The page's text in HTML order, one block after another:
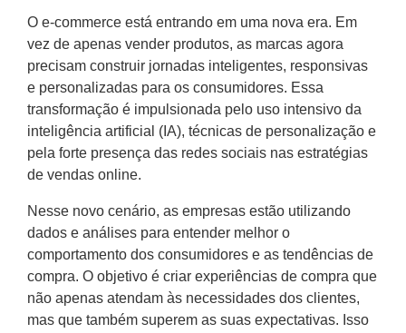
O e-commerce está entrando em uma nova era. Em
vez de apenas vender produtos, as marcas agora
precisam construir jornadas inteligentes, responsivas
e personalizadas para os consumidores. Essa
transformação é impulsionada pelo uso intensivo da
inteligência artificial (IA), técnicas de personalização e
pela forte presença das redes sociais nas estratégias
de vendas online.
Nesse novo cenário, as empresas estão utilizando
dados e análises para entender melhor o
comportamento dos consumidores e as tendências de
compra. O objetivo é criar experiências de compra que
não apenas atendam às necessidades dos clientes,
mas que também superem as suas expectativas. Isso